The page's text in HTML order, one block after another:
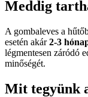
Meddig
A gombaleves a
esetén akár2-3
légmentesen záródó
minőségét.
Mit tegyünk